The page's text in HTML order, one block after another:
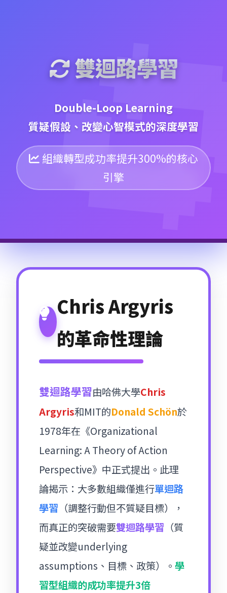
雙迴路學習
Double-Loop Learning
質疑假設、改變心智模式的深度學習
組織轉型成功率提升300%的核心
引擎
Chris Argyris
的革命性理論
雙迴路學習由哈佛大學Chris
Argyris和MIT的Donald Schön於
1978年在《Organizational
Learning: A Theory of Action
Perspective》中正式提出。此理
論揭示：大多數組織僅進行單迴路
學習 （調整行動但不質疑目標），
而真正的突破需要雙迴路學習 （質
疑並改變underlying
assumptions、目標、政策）。 學
習型組織的成功率提升3倍